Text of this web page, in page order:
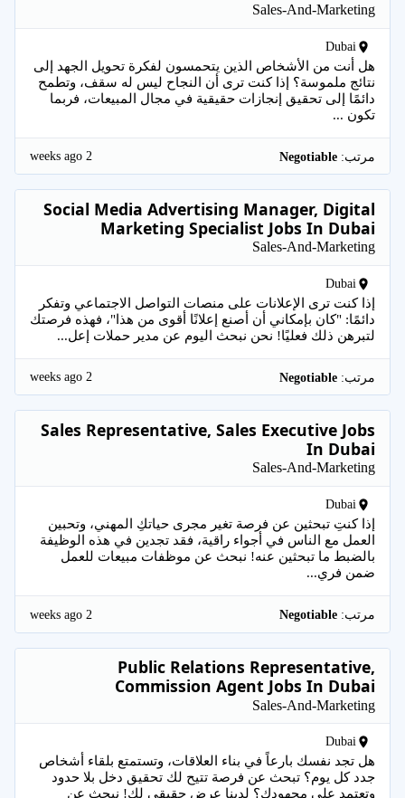
Sales-And-Marketing
Dubai
هل أنت من الأشخاص الذين يتحمسون لفكرة تحويل الجهد إلى
نتائج ملموسة؟ إذا كنت ترى أن النجاح ليس له سقف، وتطمح
دائمًا إلى تحقيق إنجازات حقيقية في مجال المبيعات، فربما
تكون ...
مرتب: 2 weeks ago
Social Media Advertising Manager, Digital
Marketing Specialist Jobs In Dubai
Sales-And-Marketing
Dubai
إذا كنت ترى الإعلانات على منصات التواصل الاجتماعي وتفكر
دائمًا: "كان بإمكاني أن أصنع إعلانًا أقوى من هذا"، فهذه فرصتك
لتبرهن ذلك فعليًا! نحن نبحث اليوم عن مدير حملات إعل...
مرتب: 2 weeks ago
Sales Representative, Sales Executive Jobs
In Dubai
Sales-And-Marketing
Dubai
إذا كنتِ تبحثين عن فرصة تغير مجرى حياتكِ المهني، وتحبين
العمل مع الناس في أجواء راقية، فقد تجدين في هذه الوظيفة
بالضبط ما تبحثين عنه! نبحث عن موظفات مبيعات للعمل
ضمن فري...
مرتب: 2 weeks ago
Public Relations Representative,
Commission Agent Jobs In Dubai
Sales-And-Marketing
Dubai
هل تجد نفسك بارعاً في بناء العلاقات، وتستمتع بلقاء أشخاص
جدد كل يوم؟ تبحث عن فرصة تتيح لك تحقيق دخل بلا حدود
وتعتمد على مجهودك؟ لدينا عرض حقيقي لك! نبحث عن